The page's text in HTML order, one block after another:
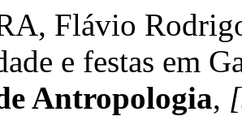
Flávio
e festas em
Antropologia,